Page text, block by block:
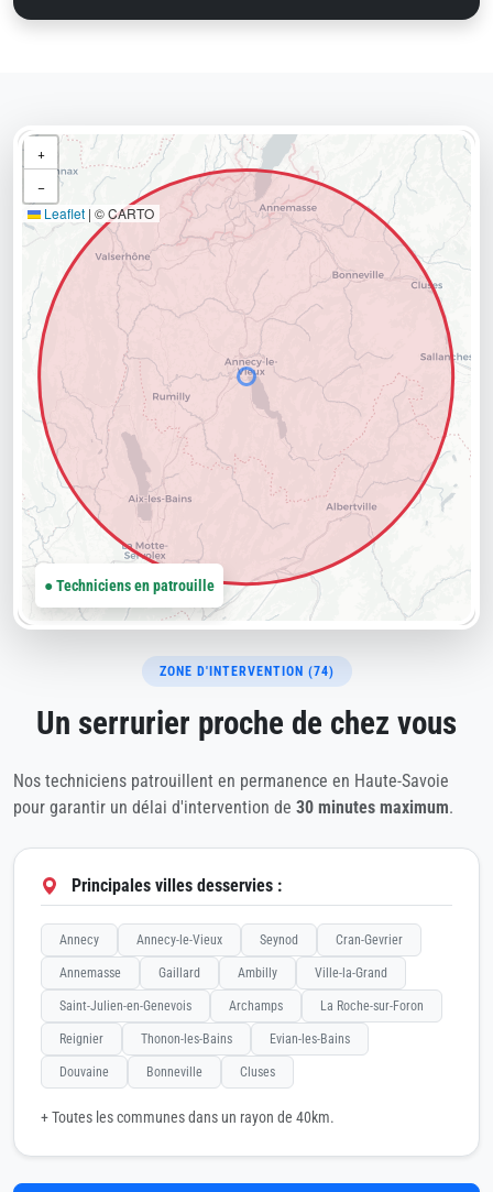
ZONE D'INTERVENTION (74)
Un serrurier proche de chez vous
Nos techniciens patrouillent en permanence en Haute-Savoie
pour garantir un délai d'intervention de 30 minutes maximum.
Principales villes desservies :
Annecy Annecy-le-Vieux Seynod Cran-Gevrier
Annemasse Gaillard Ambilly Ville-la-Grand
Saint-Julien-en-Genevois Archamps La Roche-sur-Foron
Reignier Thonon-les-Bains Evian-les-Bains
Douvaine Bonneville Cluses
+ Toutes les communes dans un rayon de 40km.
+
−
Leaflet | © CARTO
● Techniciens en patrouille